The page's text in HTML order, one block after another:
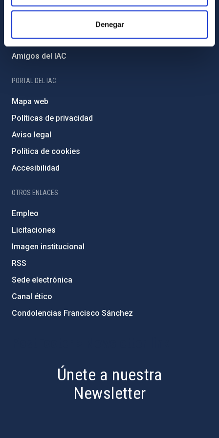
Denegar
Proyectos institucionales
Programa Severo Ochoa
Amigos del IAC
PORTAL DEL IAC
Mapa web
Políticas de privacidad
Aviso legal
Política de cookies
Accesibilidad
OTROS ENLACES
Empleo
Licitaciones
Imagen institucional
RSS
Sede electrónica
Canal ético
Condolencias Francisco Sánchez
Únete a nuestra
Newsletter